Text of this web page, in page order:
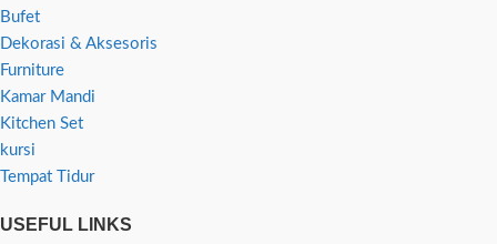
Bufet
Dekorasi & Aksesoris
Furniture
Kamar Mandi
Kitchen Set
kursi
Tempat Tidur
USEFUL LINKS